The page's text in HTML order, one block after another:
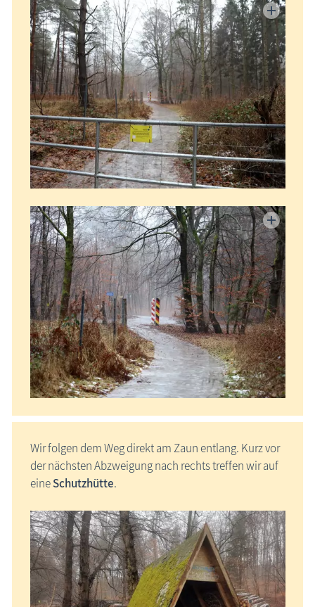
Wir folgen dem Weg direkt am Zaun entlang. Kurz vor
der nächsten Abzweigung nach rechts treffen wir auf
eineSchutzhütte.